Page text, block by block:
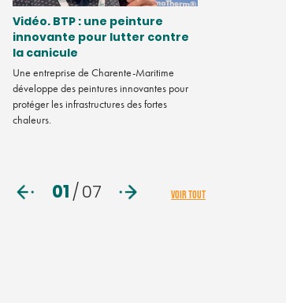
Vidéo. BTP : une peinture
innovante pour lutter contre
la canicule
Une entreprise de Charente-Maritime
développe des peintures innovantes pour
protéger les infrastructures des fortes
chaleurs.
01/07 VOIR TOUT